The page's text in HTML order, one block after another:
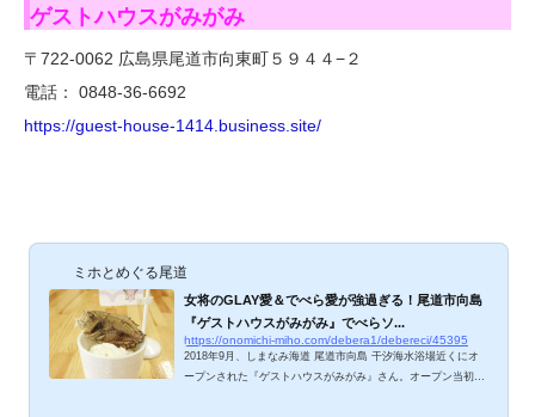
ゲストハウスがみがみ
〒722-0062 広島県尾道市向東町５９４４−２
電話： 0848-36-6692
https://guest-house-1414.business.site/
ミホとめぐる尾道
女将のGLAY愛＆でべら愛が強過ぎる！尾道市向島
『ゲストハウスがみがみ』でべらソ...
https://onomichi-miho.com/debera1/debereci/45395
2018年9月、しまなみ海道 尾道市向島 干汐海水浴場近くにオ
ープンされた『ゲストハウスがみがみ』さん。オープン当初か